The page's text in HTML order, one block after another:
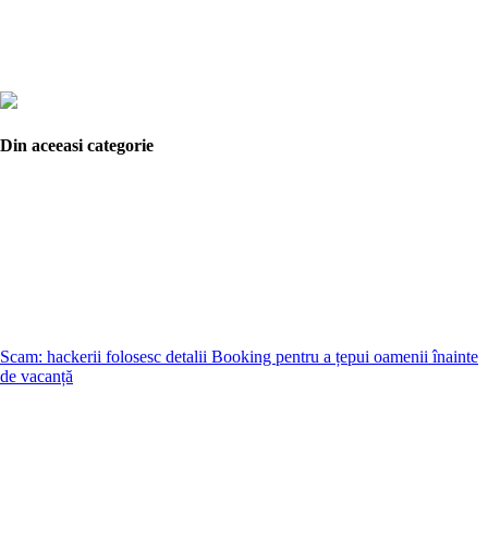
Din aceeasi categorie
Scam: hackerii folosesc detalii Booking pentru a țepui oamenii înainte
de vacanță